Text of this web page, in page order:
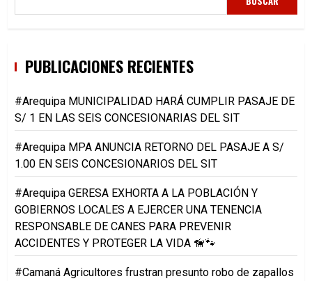
PUBLICACIONES RECIENTES
#Arequipa MUNICIPALIDAD HARÁ CUMPLIR PASAJE DE
S/ 1 EN LAS SEIS CONCESIONARIAS DEL SIT
#Arequipa MPA ANUNCIA RETORNO DEL PASAJE A S/
1.00 EN SEIS CONCESIONARIOS DEL SIT
#Arequipa GERESA EXHORTA A LA POBLACIÓN Y
GOBIERNOS LOCALES A EJERCER UNA TENENCIA
RESPONSABLE DE CANES PARA PREVENIR
ACCIDENTES Y PROTEGER LA VIDA 🦮🐾
#Camaná Agricultores frustran presunto robo de zapallos